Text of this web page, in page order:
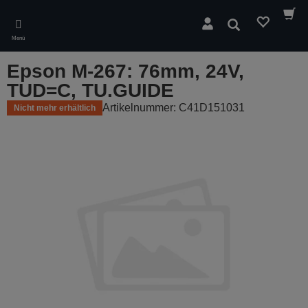
main
content
Menü
Suchen
Epson M-267: 76mm, 24V,
TUD=C, TU.GUIDE
Nicht mehr erhältlich Artikelnummer: C41D151031